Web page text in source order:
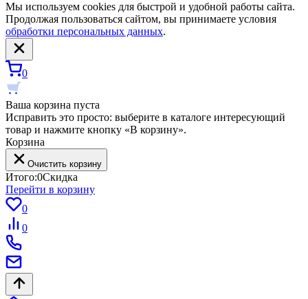
Мы используем cookies для быстрой и удобной работы сайта.
Продолжая пользоваться сайтом, вы принимаете условия
обработки персональных данных.
0
Ваша корзина пуста
Исправить это просто: выберите в каталоге интересующий
товар и нажмите кнопку «В корзину».
Корзина
Очистить корзину
Итого:0Скидка
Перейти в корзину
0
0